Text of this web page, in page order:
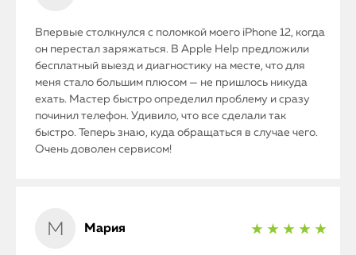
Впервые столкнулся с поломкой моего iPhone 12, когда
он перестал заряжаться. В Apple Help предложили
бесплатный выезд и диагностику на месте, что для
меня стало большим плюсом — не пришлось никуда
ехать. Мастер быстро определил проблему и сразу
починил телефон. Удивило, что все сделали так
быстро. Теперь знаю, куда обращаться в случае чего.
Очень доволен сервисом!
Мария ★ ★ ★ ★ ★